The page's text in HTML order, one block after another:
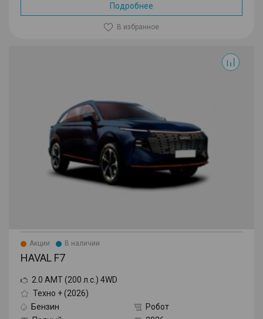
Подробнее
В избранное
Акции В наличии
HAVAL F7
2.0 AMT (200 л.с.) 4WD
Техно + (2026)
Бензин
Робот